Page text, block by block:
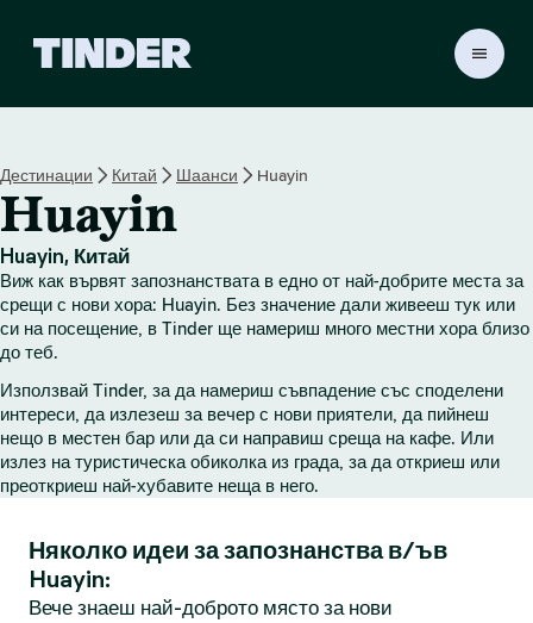
r
а
л
о
Дестинации Китай Шаанси Huayin
Huayin
Huayin, Китай
Виж как вървят запознанствата в едно от най-добрите места за
срещи с нови хора: Huayin. Без значение дали живееш тук или
си на посещение, в Tinder ще намериш много местни хора близо
до теб.
Използвай Tinder, за да намериш съвпадение със споделени
интереси, да излезеш за вечер с нови приятели, да пийнеш
нещо в местен бар или да си направиш среща на кафе. Или
излез на туристическа обиколка из града, за да откриеш или
преоткриеш най-хубавите неща в него.
Няколко идеи за запознанства в/ъв
Huayin:
Вече знаеш най-доброто място за нови